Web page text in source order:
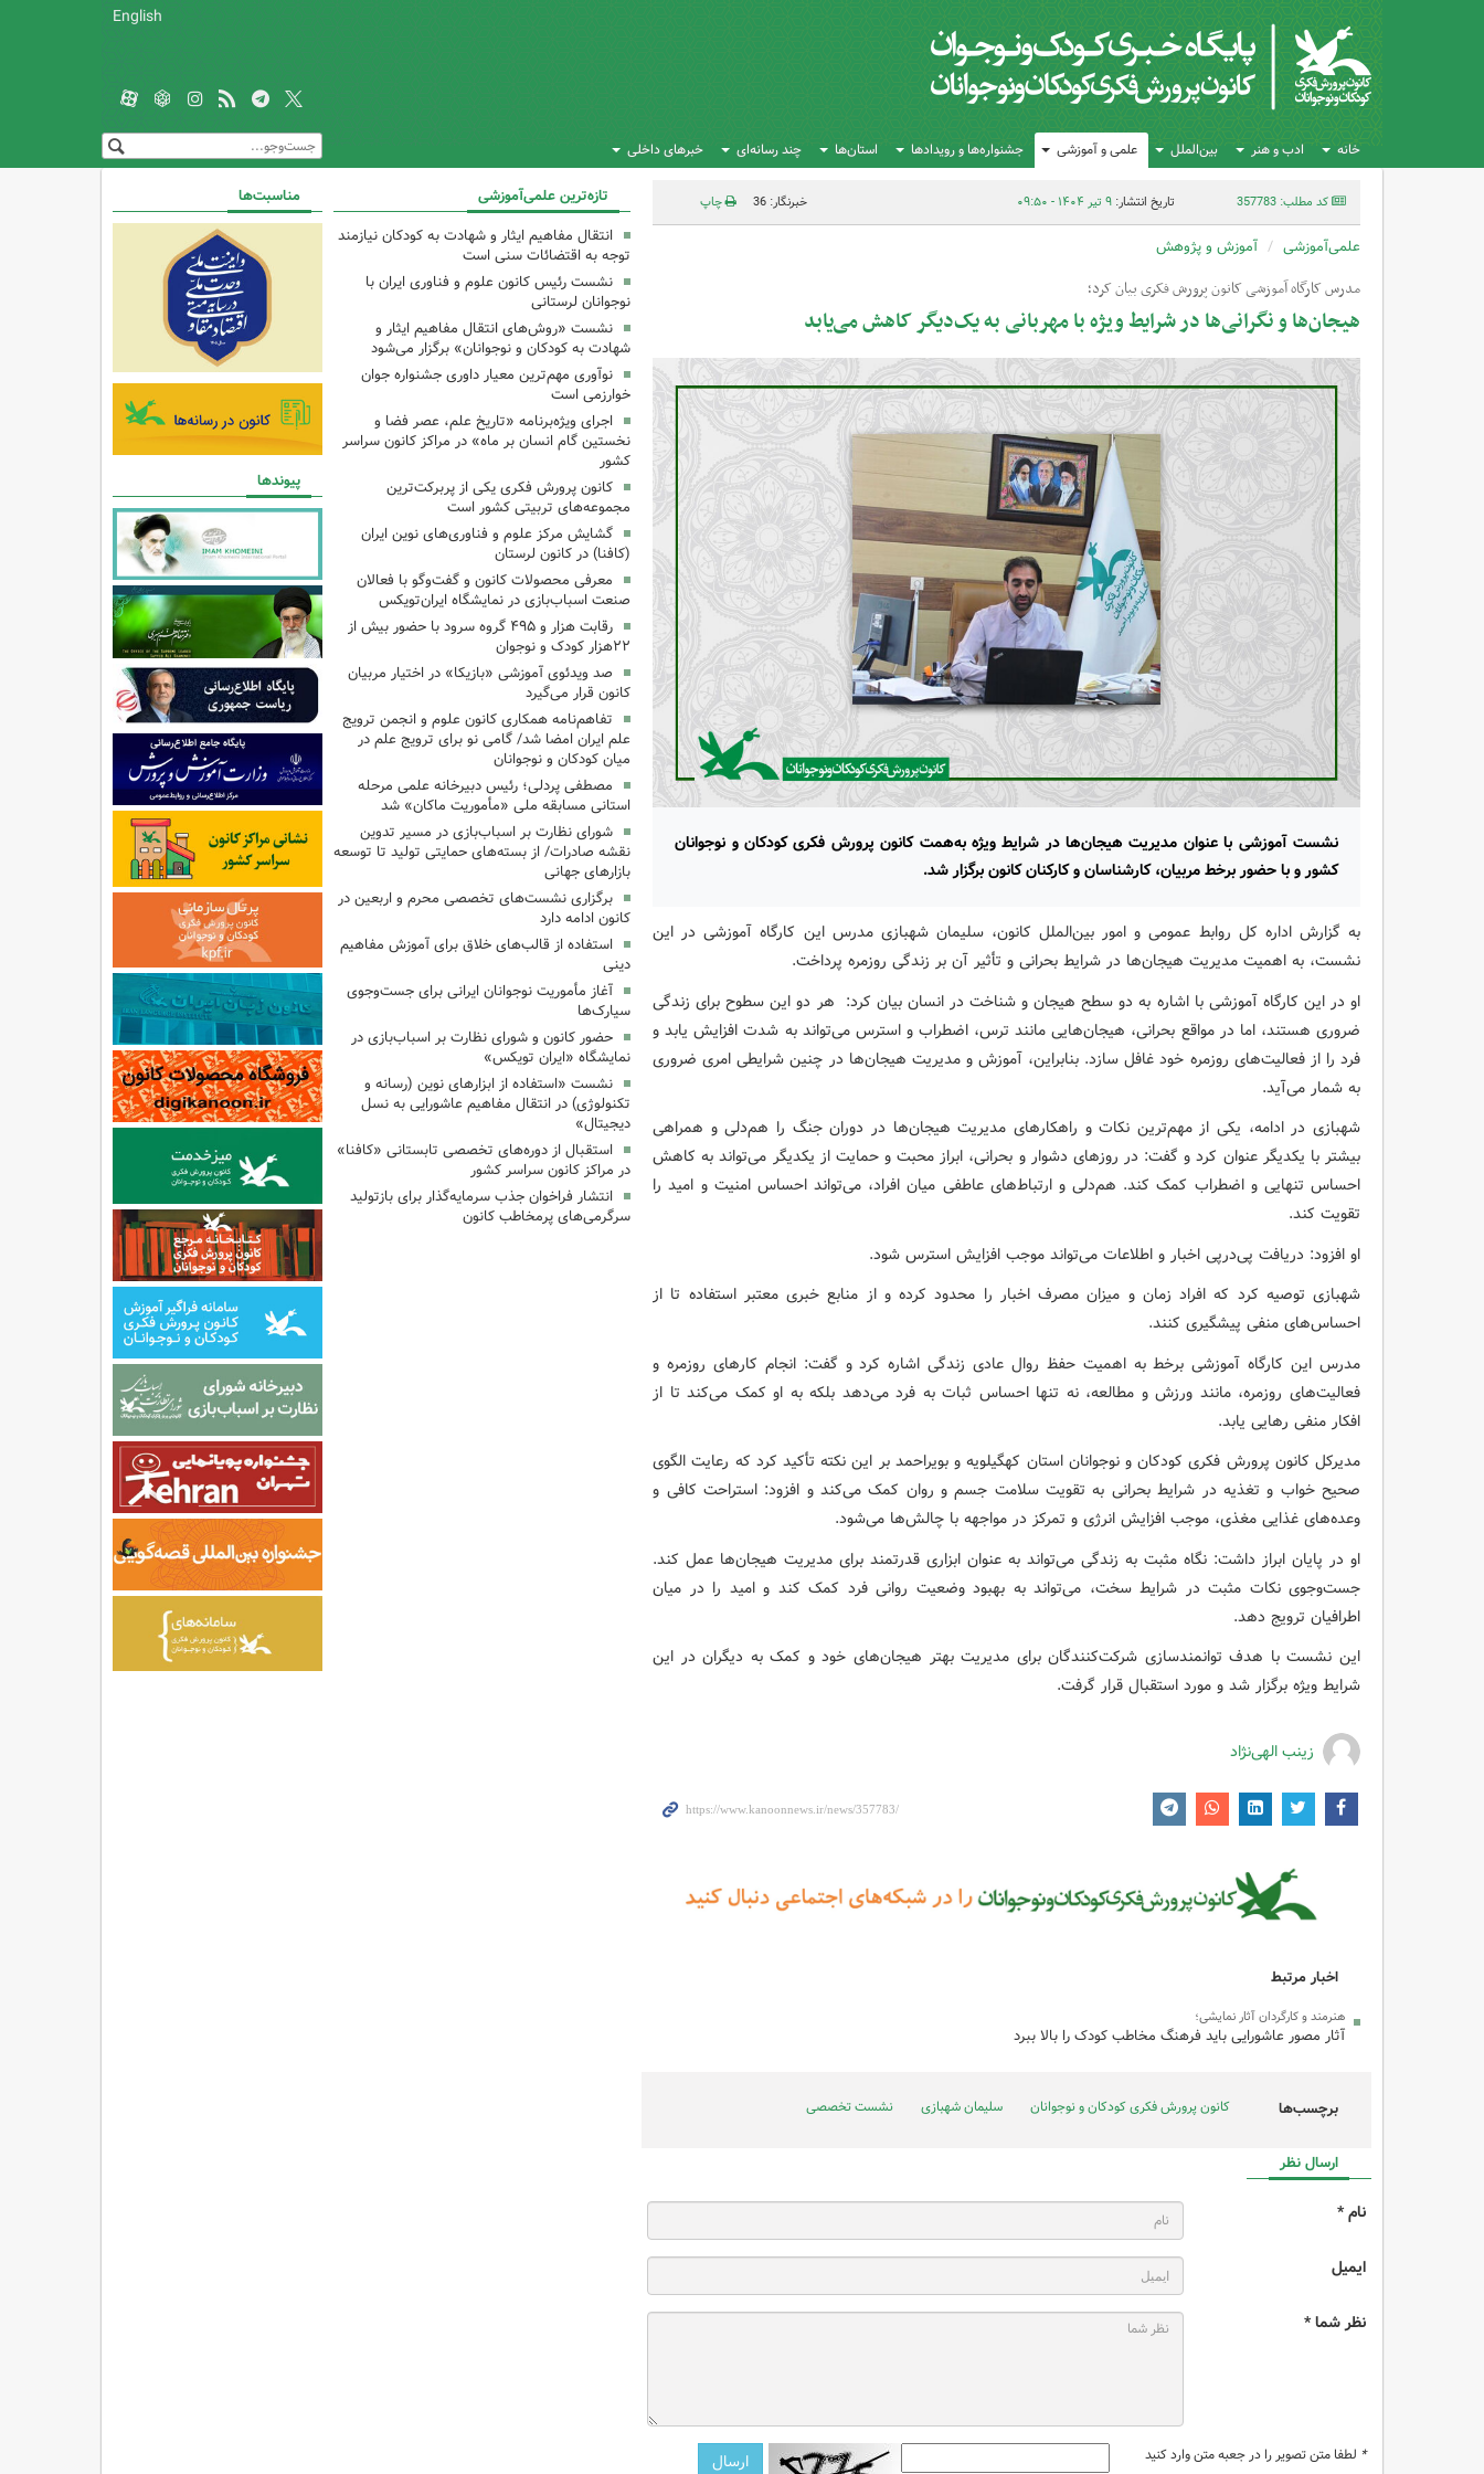
English
خانه ادب و هنر بین‌الملل علمی و آموزشی جشنواره‌ها و رویدادها استان‌ها چند رسانه‌ای خبرهای داخلی
کد مطلب: 357783 تاریخ انتشار:۹ تیر ۱۴۰۴ - ۰۹:۵۰ خبرنگار: 36 چاپ
علمی‌آموزشی آموزش و پژوهش
مدرس کارگاه آموزشی کانون پرورش فکری بیان کرد؛
هیجان‌ها و نگرانی‌ها در شرایط ویژه با مهربانی به یک‌دیگر کاهش می‌یابد
نشست آموزشی با عنوان مدیریت هیجان‌ها در شرایط ویژه به‌همت کانون پرورش فکری کودکان و نوجوانان
کشور و با حضور برخط مربیان، کارشناسان و کارکنان کانون برگزار شد.
به گزارش اداره کل روابط عمومی و امور بین‌الملل کانون، سلیمان شهبازی مدرس این کارگاه آموزشی در این
نشست، به اهمیت مدیریت هیجان‌ها در شرایط بحرانی و تأثیر آن بر زندگی روزمره پرداخت.
او در این کارگاه آموزشی با اشاره به دو سطح هیجان و شناخت در انسان بیان کرد: هر دو این سطوح برای زندگی
ضروری هستند، اما در مواقع بحرانی، هیجان‌هایی مانند ترس، اضطراب و استرس می‌تواند به شدت افزایش یابد و
فرد را از فعالیت‌های روزمره خود غافل سازد. بنابراین، آموزش و مدیریت هیجان‌ها در چنین شرایطی امری ضروری
به شمار می‌آید.
شهبازی در ادامه، یکی از مهم‌ترین نکات و راهکارهای مدیریت هیجان‌ها در دوران جنگ را هم‌دلی و همراهی
بیشتر با یکدیگر عنوان کرد و گفت: در روزهای دشوار و بحرانی، ابراز محبت و حمایت از یکدیگر می‌تواند به کاهش
احساس تنهایی و اضطراب کمک کند. هم‌دلی و ارتباط‌های عاطفی میان افراد، می‌تواند احساس امنیت و امید را
تقویت کند.
او افزود: دریافت پی‌درپی اخبار و اطلاعات می‌تواند موجب افزایش استرس شود.
شهبازی توصیه کرد که افراد زمان و میزان مصرف اخبار را محدود کرده و از منابع خبری معتبر استفاده تا از
احساس‌های منفی پیشگیری کنند.
مدرس این کارگاه آموزشی برخط به اهمیت حفظ روال عادی زندگی اشاره کرد و گفت: انجام کارهای روزمره و
فعالیت‌های روزمره، مانند ورزش و مطالعه، نه تنها احساس ثبات به فرد می‌دهد بلکه به او کمک می‌کند تا از
افکار منفی رهایی یابد.
مدیرکل کانون پرورش فکری کودکان و نوجوانان استان کهگیلویه و بویراحمد بر این نکته تأکید کرد که رعایت الگوی
صحیح خواب و تغذیه در شرایط بحرانی به تقویت سلامت جسم و روان کمک می‌کند و افزود: استراحت کافی و
وعده‌های غذایی مغذی، موجب افزایش انرژی و تمرکز در مواجهه با چالش‌ها می‌شود.
او در پایان ابراز داشت: نگاه مثبت به زندگی می‌تواند به عنوان ابزاری قدرتمند برای مدیریت هیجان‌ها عمل کند.
جست‌وجوی نکات مثبت در شرایط سخت، می‌تواند به بهبود وضعیت روانی فرد کمک کند و امید را در میان
اطرافیان ترویج دهد.
این نشست با هدف توانمندسازی شرکت‌کنندگان برای مدیریت بهتر هیجان‌های خود و کمک به دیگران در این
شرایط ویژه برگزار شد و مورد استقبال قرار گرفت.
زینب الهی‌نژاد
اخبار مرتبط
هنرمند و کارگردان آثار نمایشی؛
آثار مصور عاشورایی باید فرهنگ مخاطب کودک را بالا ببرد
برچسب‌ها کانون پرورش فکری کودکان و نوجوانان سلیمان شهبازی نشست تخصصی
ارسال نظر
نام *
ایمیل
نظر شما *
* لطفا متن تصویر را در جعبه متن وارد کنید
تازه‌ترین علمی‌آموزشی
انتقال مفاهیم ایثار و شهادت به کودکان نیازمند
توجه به اقتضائات سنی است
نشست رئیس کانون علوم و فناوری ایران با
نوجوانان لرستانی
نشست «روش‌های انتقال مفاهیم ایثار و
شهادت به کودکان و نوجوانان» برگزار می‌شود
نوآوری مهم‌ترین معیار داوری جشنواره جوان
خوارزمی است
اجرای ویژه‌برنامه «تاریخ علم، عصر فضا و
نخستین گام انسان بر ماه» در مراکز کانون سراسر
کشور
کانون پرورش فکری یکی از پربرکت‌ترین
مجموعه‌های تربیتی کشور است
گشایش مرکز علوم و فناوری‌های نوین ایران
(کافنا) در کانون لرستان
معرفی محصولات کانون و گفت‌وگو با فعالان
صنعت اسباب‌بازی در نمایشگاه ایران‌تویکس
رقابت هزار و ۴۹۵ گروه سرود با حضور بیش از
۲۲هزار کودک و نوجوان
‌صد ویدئوی آموزشی «بازیکا» در اختیار مربیان
کانون قرار می‌گیرد
تفاهم‌نامه همکاری کانون علوم و انجمن ترویج
علم ایران امضا شد/ گامی نو برای ترویج علم در
میان کودکان و نوجوانان
مصطفی پردلی؛ رئیس دبیرخانه علمی مرحله
استانی مسابقه ملی «مأموریت ماکان» شد
شورای نظارت بر اسباب‌بازی در مسیر تدوین
نقشه صادرات/ از بسته‌های حمایتی تولید تا توسعه
بازارهای جهانی
برگزاری نشست‌های تخصصی محرم و اربعین در
کانون ادامه دارد
استفاده از قالب‌های خلاق برای آموزش مفاهیم
دینی
آغاز مأموریت نوجوانان ایرانی برای جست‌وجوی
سیارک‌ها
حضور کانون و شورای نظارت بر اسباب‌بازی در
نمایشگاه «ایران تویکس»
نشست «استفاده از ابزارهای نوین (رسانه و
تکنولوژی) در انتقال مفاهیم عاشورایی به نسل
دیجیتال»
استقبال از دوره‌های تخصصی تابستانی «کافنا»
در مراکز کانون سراسر کشور
انتشار فراخوان جذب سرمایه‌گذار برای بازتولید
سرگرمی‌های پرمخاطب کانون
مناسبت‌ها
پیوندها